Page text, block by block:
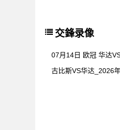
交鋒录像
07月14日 欧冠 华达
古比斯VS华达_2026